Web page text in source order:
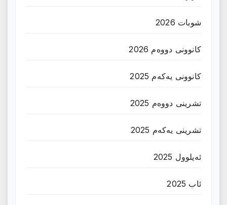
شوبات 2026
کانوونی دووەم 2026
کانوونی یەکەم 2025
تشرینی دووەم 2025
تشرینی یەکەم 2025
ئەیلوول 2025
ئاب 2025